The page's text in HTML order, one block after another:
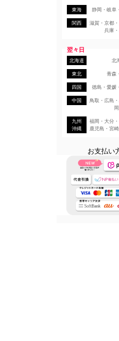
東海 静岡・岐阜
関西
滋賀・京都
兵庫
翌々日
北海道 北
東北 青森
四国 徳島・愛媛
中国
鳥取・広島
九州
沖縄
福岡・大分
鹿児島・宮
お支払い